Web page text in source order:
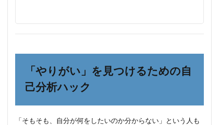
「やりがい」を見つけるための自
己分析ハック
「そもそも、自分が何をしたいのか分からない」という人も